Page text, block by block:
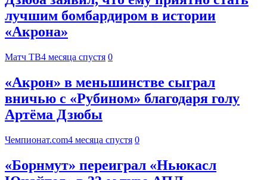
лучшим бомбардиром в истории
«Акрона»
Матч ТВ4 месяца спустя 0
«Акрон» в меньшинстве сыграл
вничью с «Рубином» благодаря голу
Артёма Дзюбы
Чемпионат.com4 месяца спустя 0
«Борнмут» переиграл «Ньюкасл